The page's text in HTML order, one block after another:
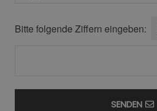
Bitte folgende Ziffern eingeben:
SENDEN